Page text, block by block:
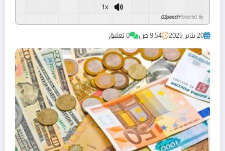
1x
Powered By
GSpeech
20 يناير 2025 9:54 ص 0 تعليق